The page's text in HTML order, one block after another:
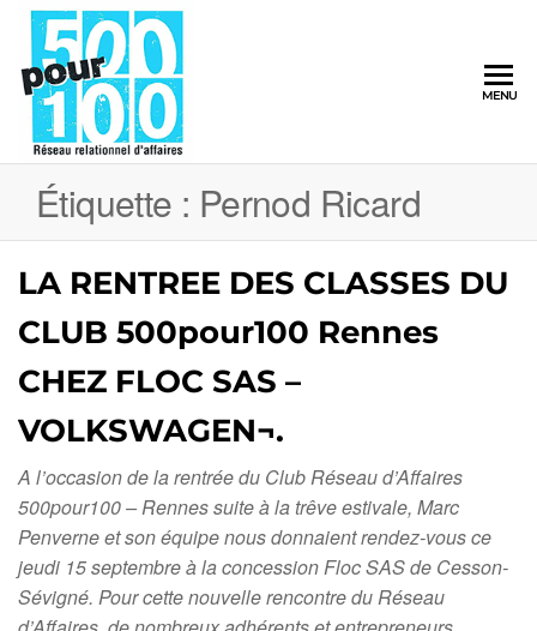
MENU
Étiquette : Pernod Ricard
LA RENTREE DES CLASSES DU
CLUB 500pour100 Rennes
CHEZ FLOC SAS –
VOLKSWAGEN¬.
A l’occasion de la rentrée du Club Réseau d’Affaires
500pour100 – Rennes suite à la trêve estivale, Marc
Penverne et son équipe nous donnaient rendez-vous ce
jeudi 15 septembre à la concession Floc SAS de Cesson-
Sévigné. Pour cette nouvelle rencontre du Réseau